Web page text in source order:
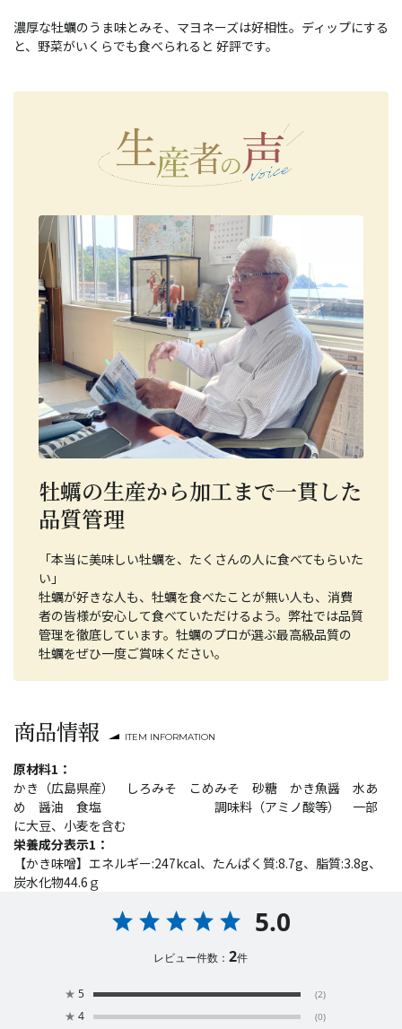
濃厚な牡蠣のうま味とみそ、マヨネーズは好相性。ディップにする
と、野菜がいくらでも食べられると 好評です。
牡蠣の生産から加工まで一貫した
品質管理
「本当に美味しい牡蠣を、たくさんの人に食べてもらいた
い」
牡蠣が好きな人も、牡蠣を食べたことが無い人も、消費
者の皆様が安心して食べていただけるよう。弊社では品質
管理を徹底しています。牡蠣のプロが選ぶ最高級品質の
牡蠣をぜひ一度ご賞味ください。
商品情報 ITEM INFORMATION
原材料1：
かき（広島県産） しろみそ こめみそ 砂糖 かき魚醤 水あ
め 醤油 食塩 調味料（アミノ酸等） 一部
に大豆、小麦を含む
栄養成分表示1：
【かき味噌】エネルギー:247kcal、たんぱく質:8.7g、脂質:3.8g、
炭水化物44.6ｇ
5.0
レビュー件数：2件
★ 5 (2)
★ 4 (0)